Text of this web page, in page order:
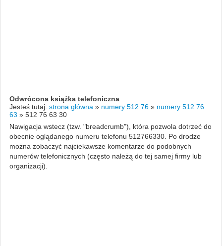
Odwrócona książka telefoniczna
Jesteś tutaj: strona główna » numery 512 76 » numery 512 76
63 » 512 76 63 30
Nawigacja wstecz (tzw. "breadcrumb"), która pozwola dotrzeć do
obecnie oglądanego numeru telefonu 512766330. Po drodze
można zobaczyć najciekawsze komentarze do podobnych
numerów telefonicznych (często należą do tej samej firmy lub
organizacji).